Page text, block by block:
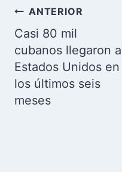
Navegación
de
entradas
ANTERIOR
Casi 80 mil
cubanos llegaron a
Estados Unidos en
los últimos seis
meses